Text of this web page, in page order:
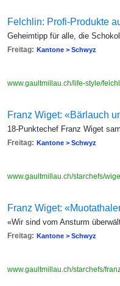
Felchlin: Profi-Produkte
Geheimtipp für alle, die
Freitag: Kantone > Schwyz
www.gaultmillau.ch/life-style/
Franz Wiget: «Bärlauch
18-Punktechef Franz Wiget
Freitag: Kantone > Schwyz
www.gaultmillau.ch/starchefs/
Franz Wiget:
«Wir sind vom Ansturm
Freitag: Kantone > Schwyz
www.gaultmillau.ch/starchefs/